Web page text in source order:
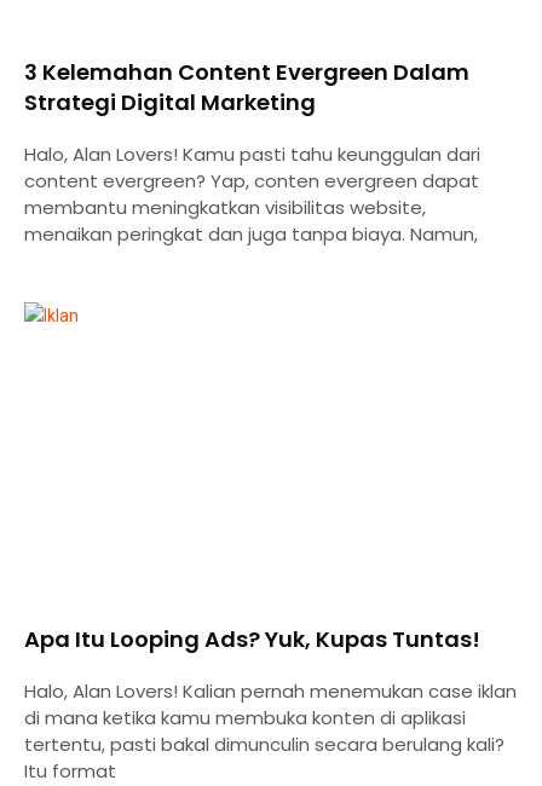
3 Kelemahan Content Evergreen Dalam
Strategi Digital Marketing
Halo, Alan Lovers! Kamu pasti tahu keunggulan dari
content evergreen? Yap, conten evergreen dapat
membantu meningkatkan visibilitas website,
menaikan peringkat dan juga tanpa biaya. Namun,
Apa Itu Looping Ads? Yuk, Kupas Tuntas!
Halo, Alan Lovers! Kalian pernah menemukan case iklan
di mana ketika kamu membuka konten di aplikasi
tertentu, pasti bakal dimunculin secara berulang kali?
Itu format